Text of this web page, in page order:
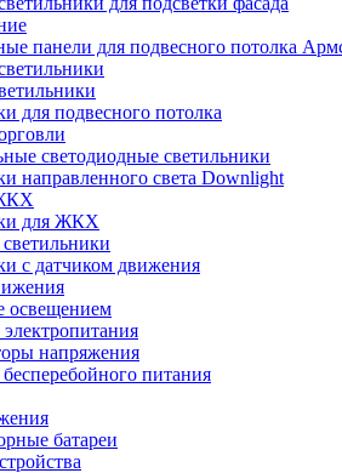
панели для подвесного потолка
для подвесного потолка
светодиодные светильники
направленного света Downlight
для ЖКХ
с датчиком движения
освещением
напряжения
питания
батареи